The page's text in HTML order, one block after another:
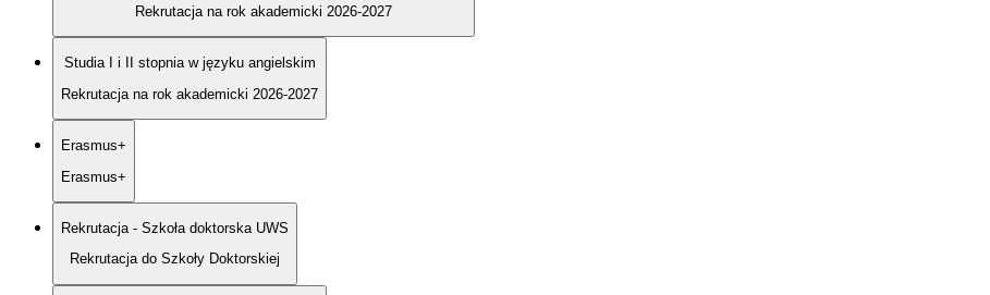
Rekrutacja na rok akademicki 2026-2027
Studia I i II stopnia w języku angielskim
Rekrutacja na rok akademicki 2026-2027
Erasmus+
Erasmus+
Rekrutacja - Szkoła doktorska UWS
Rekrutacja do Szkoły Doktorskiej